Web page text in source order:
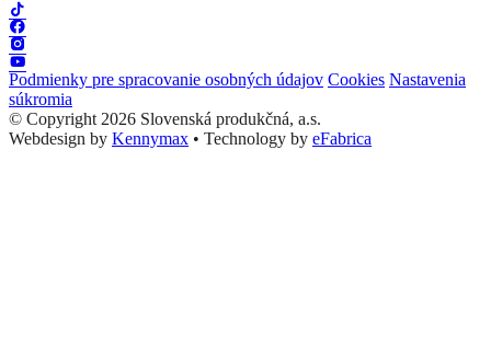
Podmienky pre spracovanie osobných údajov Cookies Nastavenia
súkromia
© Copyright 2026 Slovenská produkčná, a.s.
Webdesign by Kennymax • Technology by eFabrica